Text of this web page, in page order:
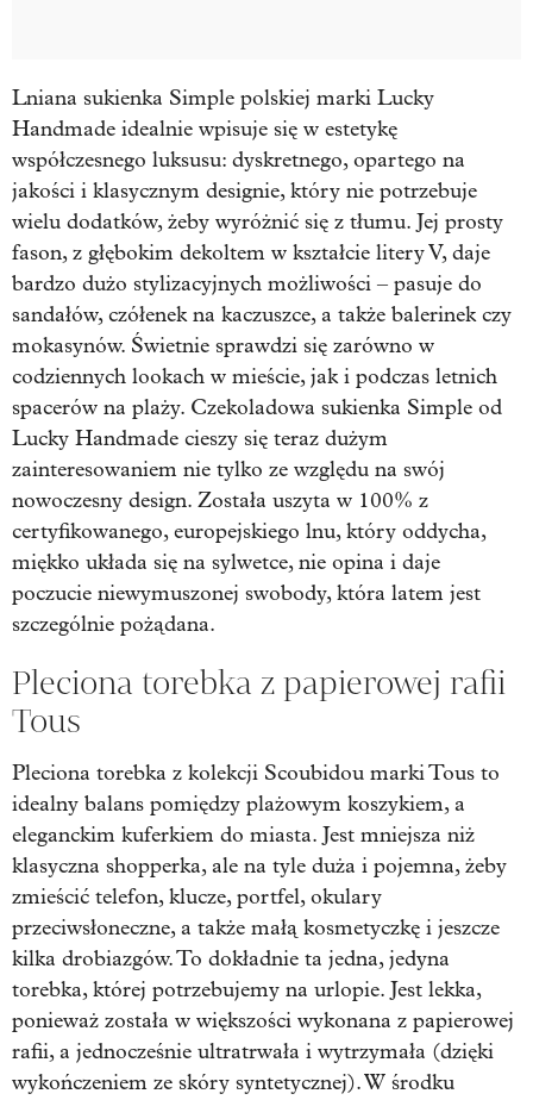
Lniana sukienka Simple polskiej marki Lucky
Handmade idealnie wpisuje się w estetykę
współczesnego luksusu: dyskretnego, opartego na
jakości i klasycznym designie, który nie potrzebuje
wielu dodatków, żeby wyróżnić się z tłumu. Jej prosty
fason, z głębokim dekoltem w kształcie litery V, daje
bardzo dużo stylizacyjnych możliwości – pasuje do
sandałów, czółenek na kaczuszce, a także balerinek czy
mokasynów. Świetnie sprawdzi się zarówno w
codziennych lookach w mieście, jak i podczas letnich
spacerów na plaży. Czekoladowa sukienka Simple od
Lucky Handmade cieszy się teraz dużym
zainteresowaniem nie tylko ze względu na swój
nowoczesny design. Została uszyta w 100% z
certyfikowanego, europejskiego lnu, który oddycha,
miękko układa się na sylwetce, nie opina i daje
poczucie niewymuszonej swobody, która latem jest
szczególnie pożądana.
Pleciona torebka z papierowej rafii
Tous
Pleciona torebka z kolekcji Scoubidou marki Tous to
idealny balans pomiędzy plażowym koszykiem, a
eleganckim kuferkiem do miasta. Jest mniejsza niż
klasyczna shopperka, ale na tyle duża i pojemna, żeby
zmieścić telefon, klucze, portfel, okulary
przeciwsłoneczne, a także małą kosmetyczkę i jeszcze
kilka drobiazgów. To dokładnie ta jedna, jedyna
torebka, której potrzebujemy na urlopie. Jest lekka,
ponieważ została w większości wykonana z papierowej
rafii, a jednocześnie ultratrwała i wytrzymała (dzięki
wykończeniem ze skóry syntetycznej). W środku